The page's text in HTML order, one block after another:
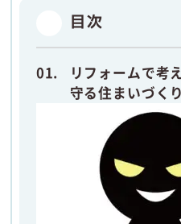
目次
リフォームで考
守る住まいづくり